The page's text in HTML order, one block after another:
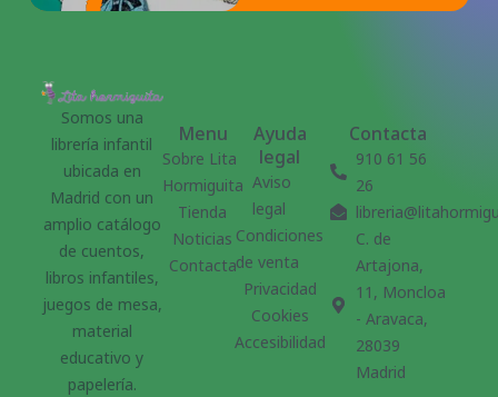
Somos una
librería infantil
ubicada en
Madrid con un
amplio catálogo
de cuentos,
libros infantiles,
juegos de mesa,
material
educativo y
papelería.
Menu
Sobre Lita
Hormiguita
Tienda
Noticias
Contacta
Ayuda
legal
Aviso
legal
Condiciones
de venta
Privacidad
Cookies
Accesibilidad
Contacta
910 61 56
26
C. de
Artajona,
11, Moncloa
- Aravaca,
28039
Madrid